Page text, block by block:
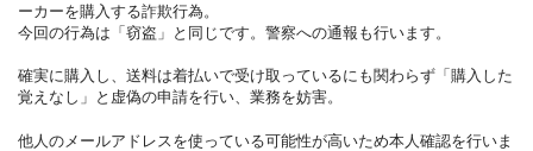
ーカーを購入する詐欺行為。
今回の行為は「窃盗」と同じです。警察への通報も行います。
確実に購入し、送料は着払いで受け取っているにも関わらず「購入した
覚えなし」と虚偽の申請を行い、業務を妨害。
他人のメールアドレスを使っている可能性が高いため本人確認を行いま